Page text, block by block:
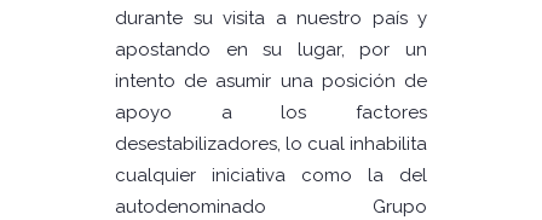
durante su visita a nuestro país y
apostando en su lugar, por un
intento de asumir una posición de
apoyo a los factores
desestabilizadores, lo cual inhabilita
cualquier iniciativa como la del
autodenominado Grupo